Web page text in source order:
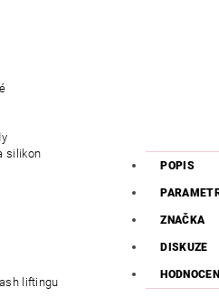
silikon
liftingu
POPIS
ZNAČKA
DISKUZE
HODNOCENÍ